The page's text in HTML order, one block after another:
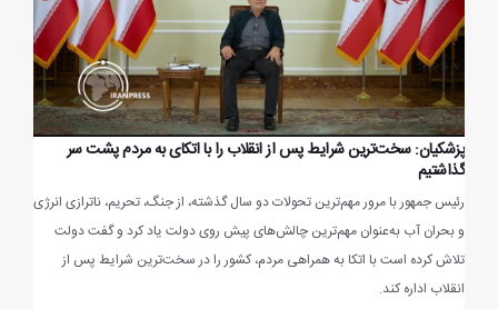
پزشکیان: سخت‌ترین شرایط پس از انقلاب را با اتکای به مردم پشت سر
گذاشتیم
رئیس جمهور با مرور مهم‌ترین تحولات دو سال گذشته، از جنگ، تحریم، ناترازی انرژی
و بحران آب به‌عنوان مهم‌ترین چالش‌های پیش روی دولت یاد کرد و گفت دولت
تلاش کرده است با اتکا به همراهی مردم، کشور را در سخت‌ترین شرایط پس از
انقلاب اداره کند.